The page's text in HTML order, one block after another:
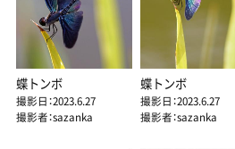
蝶トンボ
撮影日：2023.6.27
撮影者：sazanka
蝶トンボ
撮影日：2023.6.27
撮影者：sazanka